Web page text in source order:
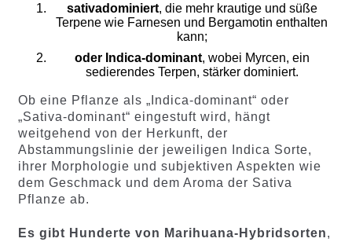
sativadominiert, die mehr krautige und süße
Terpene wie Farnesen und Bergamotin enthalten
kann;
oder Indica-dominant, wobei Myrcen, ein
sedierendes Terpen, stärker dominiert.
Ob eine Pflanze als „Indica-dominant“ oder
„Sativa-dominant“ eingestuft wird, hängt
weitgehend von der Herkunft, der
Abstammungslinie der jeweiligen Indica Sorte,
ihrer Morphologie und subjektiven Aspekten wie
dem Geschmack und dem Aroma der Sativa
Pflanze ab.
Es gibt Hunderte von Marihuana-Hybridsorten,